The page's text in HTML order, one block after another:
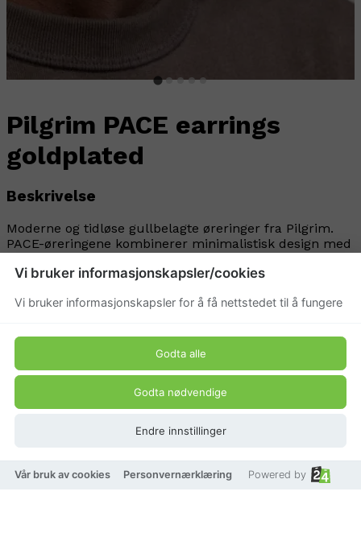
Pilgrim PACE earrings
goldplated
Beskrivelse
Moderne og tidløse gullbelagte øreringer fra Pilgrim.
PACE-øreringene kombinerer minimalistisk design med
Produkt pris
Vi bruker informasjonskapsler/cookies
Vi bruker informasjonskapsler for å få nettstedet til å fungere
Godta alle
Godta nødvendige
Endre innstillinger
Vår bruk av cookies Personvernærklæring Powered by